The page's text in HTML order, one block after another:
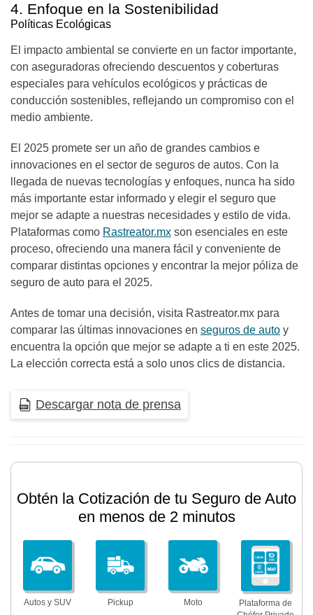
4. Enfoque en la Sostenibilidad
Políticas Ecológicas
El impacto ambiental se convierte en un factor importante,
con aseguradoras ofreciendo descuentos y coberturas
especiales para vehículos ecológicos y prácticas de
conducción sostenibles, reflejando un compromiso con el
medio ambiente.
El 2025 promete ser un año de grandes cambios e
innovaciones en el sector de seguros de autos. Con la
llegada de nuevas tecnologías y enfoques, nunca ha sido
más importante estar informado y elegir el seguro que
mejor se adapte a nuestras necesidades y estilo de vida.
Plataformas como Rastreator.mx son esenciales en este
proceso, ofreciendo una manera fácil y conveniente de
comparar distintas opciones y encontrar la mejor póliza de
seguro de auto para el 2025.
Antes de tomar una decisión, visita Rastreator.mx para
comparar las últimas innovaciones en seguros de auto y
encuentra la opción que mejor se adapte a ti en este 2025.
La elección correcta está a solo unos clics de distancia.
Descargar nota de prensa
Obtén la Cotización de tu Seguro de Auto
en menos de 2 minutos
Autos y SUV Pickup Moto
Plataforma de